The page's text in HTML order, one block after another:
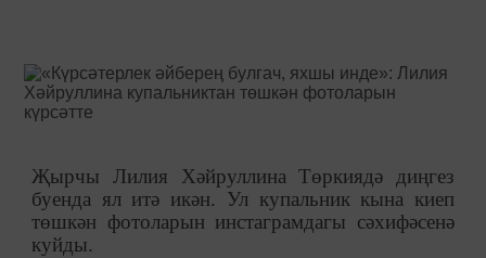
Җырчы Лилия Хәйруллина Төркиядә диңгез
буенда ял итә икән. Ул купальник кына киеп
төшкән фотоларын инстаграмдагы сәхифәсенә
куйды.